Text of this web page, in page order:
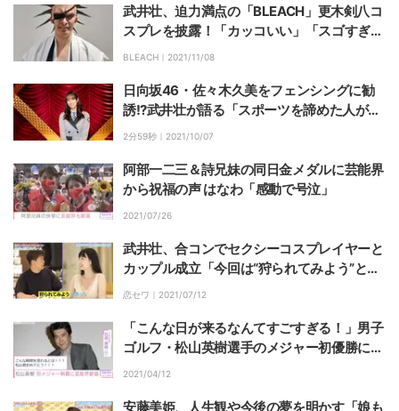
武井壮、迫力満点の「BLEACH」更木剣八コ
スプレを披露！「カッコいい」「スゴすぎて
二度見した」と大好評
BLEACH｜ 2021/11/08
日向坂46・佐々木久美をフェンシングに勧
誘!?武井壮が語る「スポーツを諦めた人が一
発逆転する方法」
2分59秒｜ 2021/10/07
阿部一二三＆詩兄妹の同日金メダルに芸能界
から祝福の声 はなわ「感動で号泣」
2021/07/26
武井壮、合コンでセクシーコスプレイヤーと
カップル成立「今回は“狩られてみよう”と思
った」
恋セワ｜ 2021/07/12
「こんな日が来るなんてすごすぎる！」男子
ゴルフ・松山英樹選手のメジャー初優勝に芸
能界から祝福の声
2021/04/12
安藤美姫、人生観や今後の夢を明かす「娘も